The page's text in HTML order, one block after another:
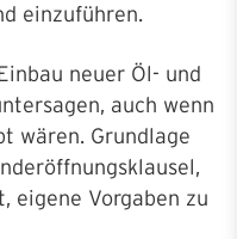
einzuführen.
neuer Öl- und
auch wenn
wären. Grundlage
eigene Vorgaben zu